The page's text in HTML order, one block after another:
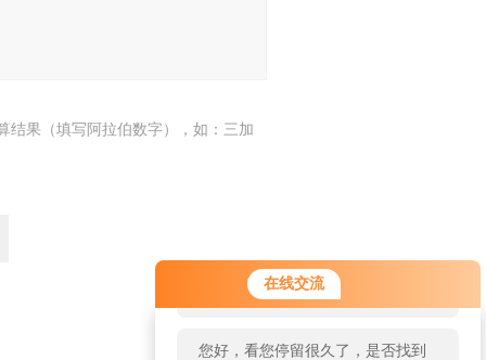
在线交流
您好！欢迎前来咨询，很高兴为您
服务，请问您要咨询什么问题呢？
您好，看您停留很久了，是否找到
结果（填写阿拉伯数字），如：三加